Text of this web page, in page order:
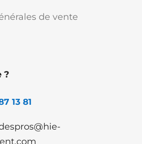
de vente
?
13 81